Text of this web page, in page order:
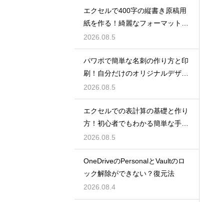
エクセルで400字の縦書き原稿用
紙を作る！綺麗なフォーマット
術！
2026.08.5
パワポで簡単な名刺の作り方と印
刷！自分だけのオリジナルデザイ
ン
2026.08.5
エクセルでの表計算の基礎と作り
方！初心者でもわかる簡単な手順
を紹介
2026.08.5
OneDriveのPersonalとVaultのロ
ック解除ができない？復元法
2026.08.4